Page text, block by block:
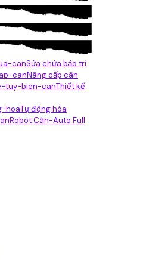
Sửa chửa bảo trì
Nâng cấp cân
Thiết kế
Tự động hóa
Robot Cân-Auto Full